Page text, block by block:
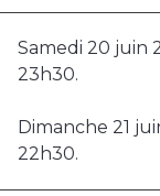
Samedi 20 juin
23h30.
Dimanche 21
22h30.